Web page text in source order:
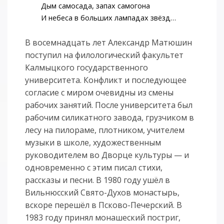
Дым самосада, запах самогона
И небеса в больших лампадах звёзд…
В восемнадцать лет Александр Матюшин
поступил на филологический факультет
Калмыцкого государственного
университета. Конфликт и последующее
согласие с миром очевидны из смены
рабочих занятий. После университета был
рабочим силикатного завода, грузчиком в
лесу на пилораме, плотником, учителем
музыки в школе, художественным
руководителем во Дворце культуры — и
одновременно с этим писал стихи,
рассказы и песни. В 1980 году ушёл в
Вильнюсский Свято-Духов монастырь,
вскоре перешёл в Псково-Печерский. В
1983 году принял монашеский постриг,